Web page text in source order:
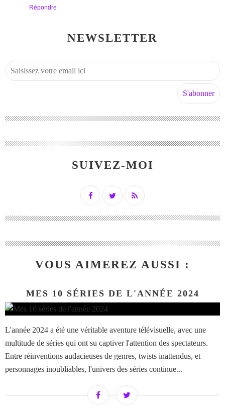
Répondre
NEWSLETTER
SUIVEZ-MOI
VOUS AIMEREZ AUSSI :
MES 10 SÉRIES DE L'ANNÉE 2024
L'année 2024 a été une véritable aventure télévisuelle, avec une
multitude de séries qui ont su captiver l'attention des spectateurs.
Entre réinventions audacieuses de genres, twists inattendus, et
personnages inoubliables, l'univers des séries continue...